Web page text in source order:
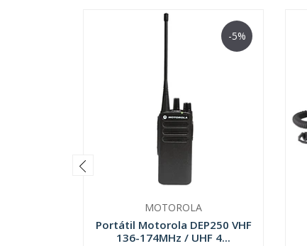
-5%
MOTOROLA
Portátil Motorola DEP250 VHF
136-174MHz / UHF 4...